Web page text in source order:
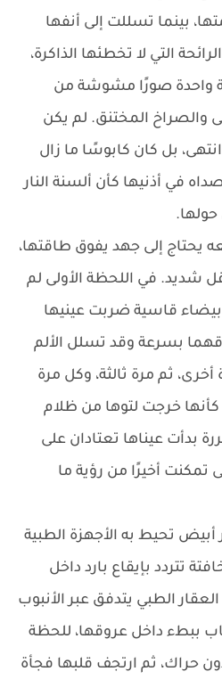
بينما تسللت إلى أنفها
التي لا تخطئها الذاكرة،
واحدة صورًا مشوشة من
والصراخ المختنق. لم يكن
بل كان كابوسًا ما زال
في أذنيها كأن ألسنة النار
حولها.
يحتاج إلى جهد يفوق طاقتها،
شديد. في اللحظة الأولى لم
قاسية ضربت عينيها
بسرعة وقد تسلل الألم
ثم مرة ثالثة، وكل مرة
خرجت لتوها من ظلام
بدأت عيناها تعتادان على
تمكنت أخيرًا من رؤية ما
تحيط به الأجهزة الطبية
تتردد بإيقاع بارد داخل
العقار الطبي يتدفق عبر الأنبوب
ببطء داخل عروقها، للحظة
حراك، ثم ارتجف قلبها فجأة